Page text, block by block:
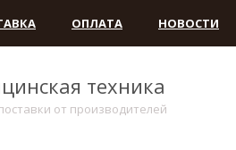
ОПЛАТА НОВОСТИ
техника
от производителей